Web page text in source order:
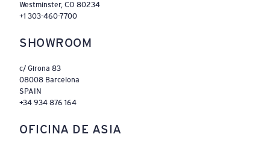
Westminster, CO 80234
+1 303-460-7700
SHOWROOM
c/ Girona 83
08008 Barcelona
SPAIN
+34 934 876 164
OFICINA DE ASIA